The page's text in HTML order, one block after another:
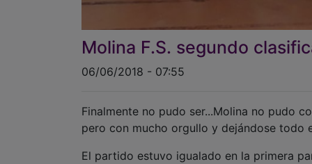
Molina F.S. segundo
06/06/2018 - 07:55
Finalmente no pudo ser...Molina no pudo
pero con mucho orgullo y dejándose todo
El partido estuvo igualado en la primera